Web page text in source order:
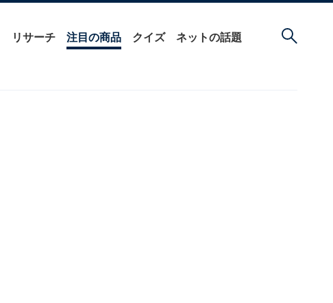
リサーチ 注目の商品 クイズ ネットの話題